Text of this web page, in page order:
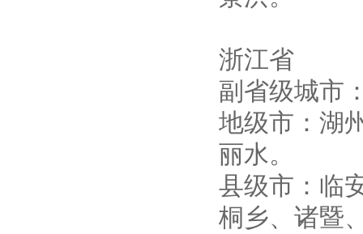
浙江省
副省级城市
地级市：湖
丽水。
县级市：临
桐乡、诸暨